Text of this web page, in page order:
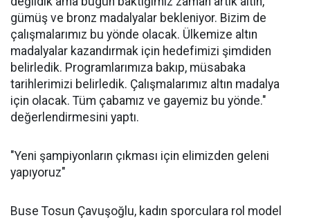
gümüş ve bronz madalyalar bekleniyor. Bizim de
çalışmalarımız bu yönde olacak. Ülkemize altın
madalyalar kazandırmak için hedefimizi şimdiden
belirledik. Programlarımıza bakıp, müsabaka
tarihlerimizi belirledik. Çalışmalarımız altın madalya
için olacak. Tüm çabamız ve gayemiz bu yönde."
değerlendirmesini yaptı.
"Yeni şampiyonların çıkması için elimizden geleni
yapıyoruz"
Buse Tosun Çavuşoğlu, kadın sporculara rol model